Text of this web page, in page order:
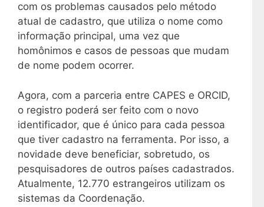
com os problemas causados pelo método
atual de cadastro, que utiliza o nome como
informação principal, uma vez que
homônimos e casos de pessoas que mudam
de nome podem ocorrer.
Agora, com a parceria entre CAPES e ORCID,
o registro poderá ser feito com o novo
identificador, que é único para cada pessoa
que tiver cadastro na ferramenta. Por isso, a
novidade deve beneficiar, sobretudo, os
pesquisadores de outros países cadastrados.
Atualmente, 12.770 estrangeiros utilizam os
sistemas da Coordenação.